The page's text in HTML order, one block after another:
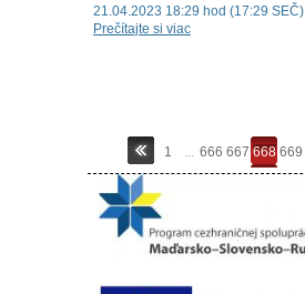
21.04.2023 18:29 hod (17:29 SEČ)
Prečítajte si viac
1 ... 666 667 668 669